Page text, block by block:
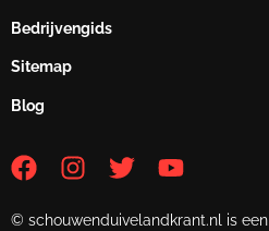
Bedrijvengids
Sitemap
Blog
© schouwenduivelandkrant.nl is een